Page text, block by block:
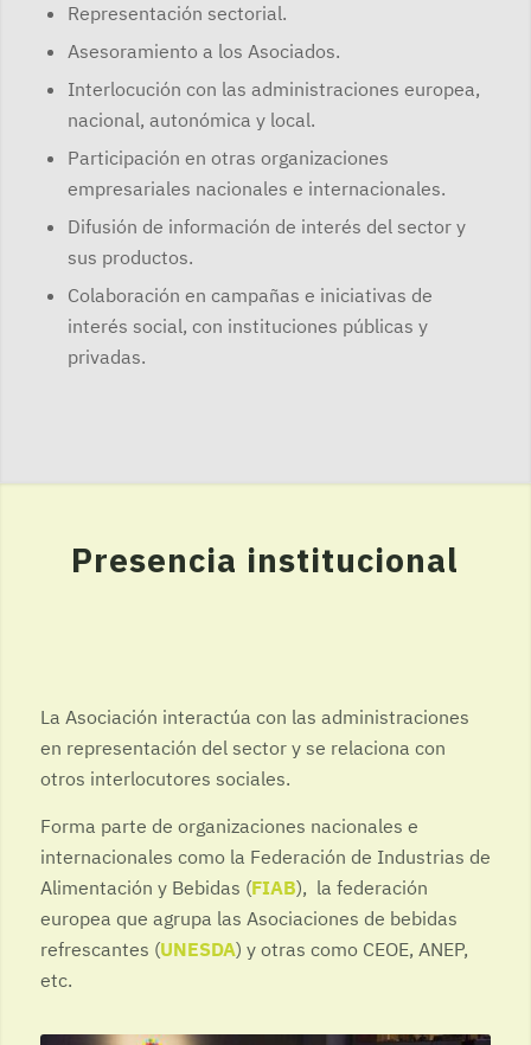
Representación sectorial.
Asesoramiento a los Asociados.
Interlocución con las administraciones europea,
nacional, autonómica y local.
Participación en otras organizaciones
empresariales nacionales e internacionales.
Difusión de información de interés del sector y
sus productos.
Colaboración en campañas e iniciativas de
interés social, con instituciones públicas y
privadas.
Presencia institucional
La Asociación interactúa con las administraciones
en representación del sector y se relaciona con
otros interlocutores sociales.
Forma parte de organizaciones nacionales e
internacionales como la Federación de Industrias de
Alimentación y Bebidas (FIAB), la federación
europea que agrupa las Asociaciones de bebidas
refrescantes (UNESDA) y otras como CEOE, ANEP,
etc.